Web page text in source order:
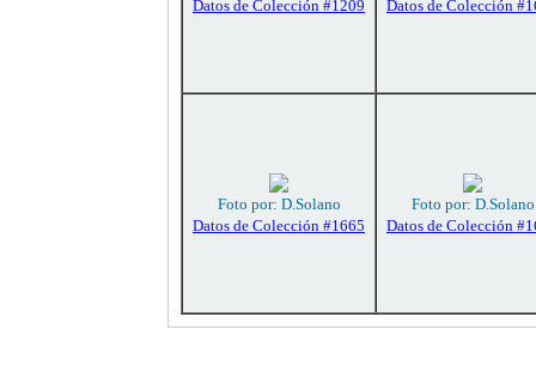
Datos de Colección #1209
Datos de Colección
Foto por: D.Solano
Datos de Colección #1665
Foto por: D.Solano
Datos de Colección